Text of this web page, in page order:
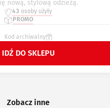
43 osoby użyły
PROMO
Kod archiwalny
IDŹ DO SKLEPU
nową, stylową odzieżą.
Zobacz inne